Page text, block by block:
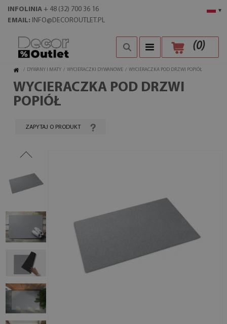
▾
INFOLINIA + 48 (32) 700 36 16
EMAIL: INFO@DECOROUTLET.PL
(0)
/ DYWANY I MATY / WYCIERACZKI DYWANOWE / WYCIERACZKA POD DRZWI POPIÓŁ
WYCIERACZKA POD DRZWI
POPIÓŁ
ZAPYTAJ O PRODUKT